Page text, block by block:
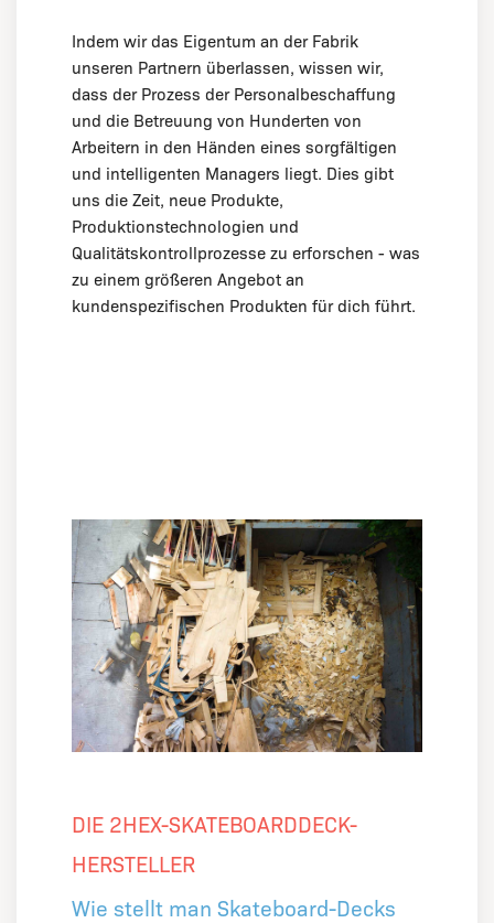
Indem wir das Eigentum an der Fabrik
unseren Partnern überlassen, wissen wir,
dass der Prozess der Personalbeschaffung
und die Betreuung von Hunderten von
Arbeitern in den Händen eines sorgfältigen
und intelligenten Managers liegt. Dies gibt
uns die Zeit, neue Produkte,
Produktionstechnologien und
Qualitätskontrollprozesse zu erforschen - was
zu einem größeren Angebot an
kundenspezifischen Produkten für dich führt.
DIE 2HEX-SKATEBOARDDECK-
HERSTELLER
Wie stellt man Skateboard-Decks